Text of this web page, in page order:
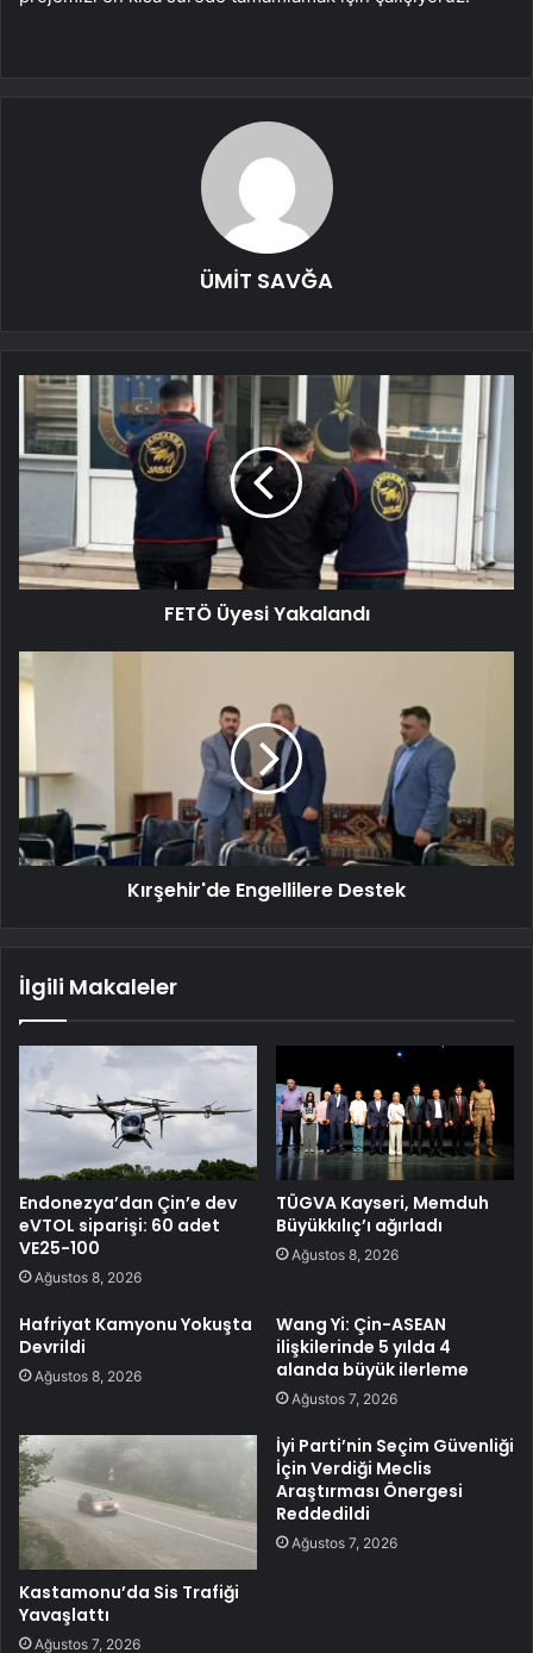
ÜMİT SAVĞA
FETÖ Üyesi Yakalandı
Kırşehir'de Engellilere Destek
İlgili Makaleler
Endonezya’dan Çin’e dev
eVTOL siparişi: 60 adet
VE25-100
Ağustos 8, 2026
TÜGVA Kayseri, Memduh
Büyükkılıç’ı ağırladı
Ağustos 8, 2026
Hafriyat Kamyonu Yokuşta
Devrildi
Ağustos 8, 2026
Wang Yi: Çin-ASEAN
ilişkilerinde 5 yılda 4
alanda büyük ilerleme
Ağustos 7, 2026
Kastamonu’da Sis Trafiği
Yavaşlattı
Ağustos 7, 2026
İyi Parti’nin Seçim Güvenliği
İçin Verdiği Meclis
Araştırması Önergesi
Reddedildi
Ağustos 7, 2026